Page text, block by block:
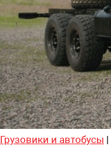
Грузовики и автобусы |